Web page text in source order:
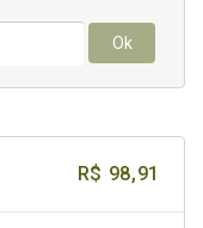
Ok
R$ 98,91